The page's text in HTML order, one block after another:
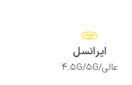
ایرانسل
عالی/4.5G/5G